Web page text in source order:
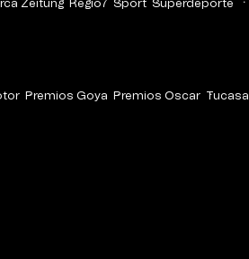
Zeitung Regio7 Sport Superdeporte
Premios Goya Premios Oscar
Tucasa